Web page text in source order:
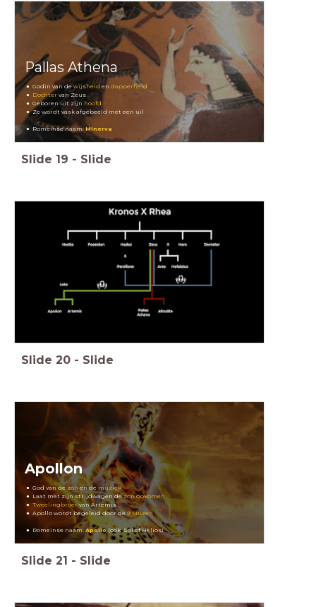
Pallas Athena
Godin van dewijsheid endapperheid
Dochter van Zeus
Geboren uit zijn hoofd
Ze wordt vaak afgebeeld met een uil
Romeinse naam:Minerva
Slide 19 - Slide
Slide 20 - Slide
Apollon
God van de zonen de muziek
Laat met zijn strijdwagen dezon opkomen
Tweelingbroervan Artemis
Apollo wordt begeleid door de9 Muzen
Romeinse naam:Apollo (ook: Sol of Helios)
Slide 21 - Slide